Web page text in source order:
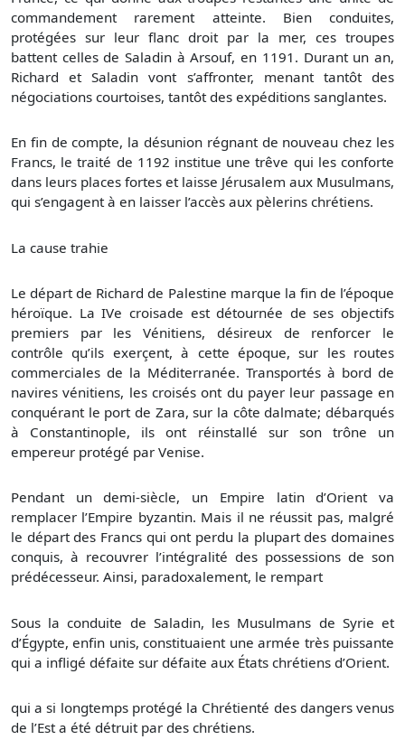
commandement rarement atteinte. Bien conduites,
protégées sur leur flanc droit par la mer, ces troupes
battent celles de Saladin à Arsouf, en 1191. Durant un an,
Richard et Saladin vont s’affronter, menant tantôt des
négociations courtoises, tantôt des expéditions sanglantes.
En fin de compte, la désunion régnant de nouveau chez les
Francs, le traité de 1192 institue une trêve qui les conforte
dans leurs places fortes et laisse Jérusalem aux Musulmans,
qui s’engagent à en laisser l’accès aux pèlerins chrétiens.
La cause trahie
Le départ de Richard de Palestine marque la fin de l’époque
héroïque. La IVe croisade est détournée de ses objectifs
premiers par les Vénitiens, désireux de renforcer le
contrôle qu’ils exerçent, à cette époque, sur les routes
commerciales de la Méditerranée. Transportés à bord de
navires vénitiens, les croisés ont du payer leur passage en
conquérant le port de Zara, sur la côte dalmate; débarqués
à Constantinople, ils ont réinstallé sur son trône un
empereur protégé par Venise.
Pendant un demi-siècle, un Empire latin d’Orient va
remplacer l’Empire byzantin. Mais il ne réussit pas, malgré
le départ des Francs qui ont perdu la plupart des domaines
conquis, à recouvrer l’intégralité des possessions de son
prédécesseur. Ainsi, paradoxalement, le rempart
Sous la conduite de Saladin, les Musulmans de Syrie et
d’Égypte, enfin unis, constituaient une armée très puissante
qui a infligé défaite sur défaite aux États chrétiens d’Orient.
qui a si longtemps protégé la Chrétienté des dangers venus
de l’Est a été détruit par des chrétiens.